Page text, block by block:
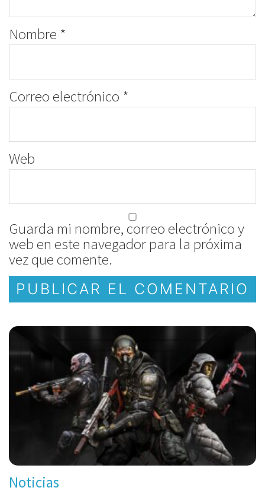
Nombre *
Correo electrónico *
Web
Guarda mi nombre, correo electrónico y
web en este navegador para la próxima
vez que comente.
Noticias